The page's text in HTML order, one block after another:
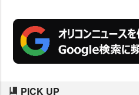
か、興収は2001年以降
成績だった前年実績から
円増となる887.3億円を
PICK UP